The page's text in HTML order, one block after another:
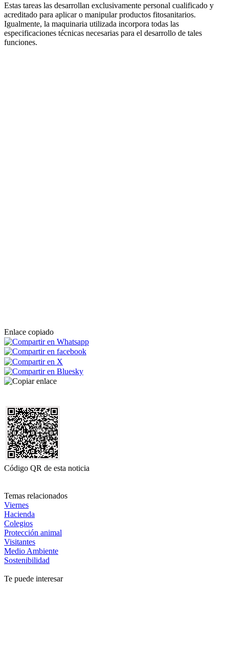
Estas tareas las desarrollan exclusivamente personal cualificado y
acreditado para aplicar o manipular productos fitosanitarios.
Igualmente, la maquinaria utilizada incorpora todas las
especificaciones técnicas necesarias para el desarrollo de tales
funciones.
Enlace copiado
Código QR de esta noticia
Temas relacionados
Viernes
Hacienda
Colegios
Protección animal
Visitantes
Medio Ambiente
Sostenibilidad
Te puede interesar